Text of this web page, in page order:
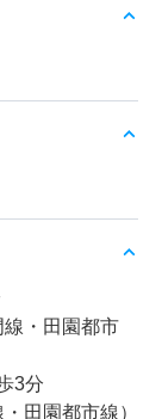
線・田園都市
3分
田園都市線）